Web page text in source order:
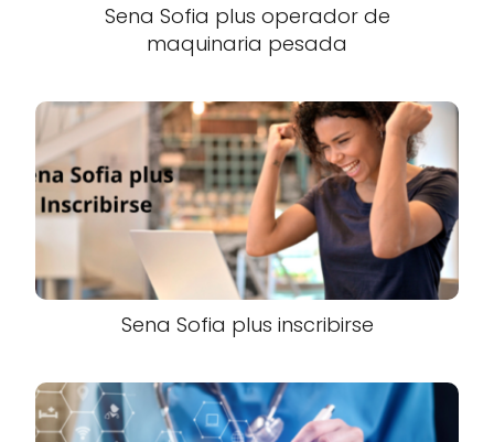
Sena Sofia plus operador de
maquinaria pesada
Sena Sofia plus inscribirse